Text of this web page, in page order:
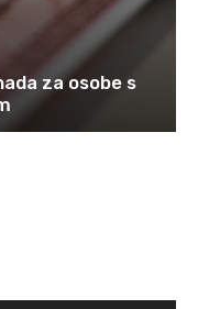
za osobe s